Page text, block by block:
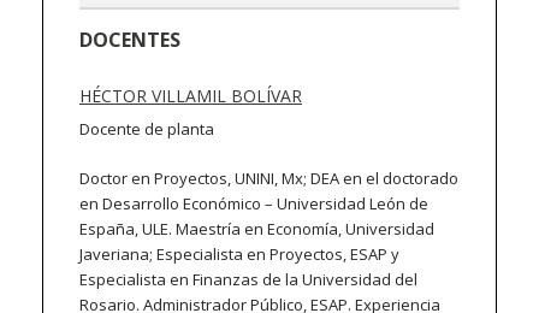
DOCENTES
HÉCTOR VILLAMIL BOLÍVAR
Docente de planta
Doctor en Proyectos, UNINI, Mx; DEA en el doctorado
en Desarrollo Económico – Universidad León de
España, ULE. Maestría en Economía, Universidad
Javeriana; Especialista en Proyectos, ESAP y
Especialista en Finanzas de la Universidad del
Rosario. Administrador Público, ESAP. Experiencia